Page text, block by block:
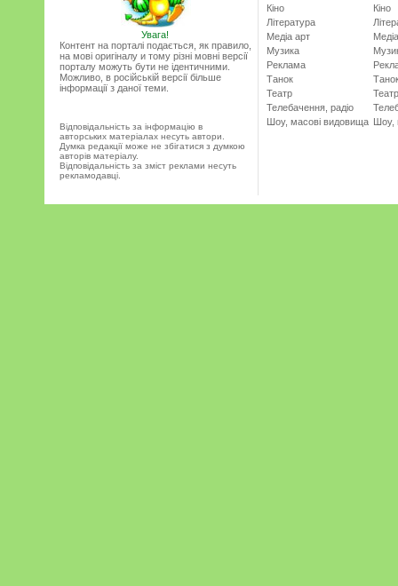
Увага!
Контент на порталі подається, як правило,
на мові оригіналу и тому різні мовні версії
порталу можуть бути не ідентичними.
Можливо, в російській версії більше
інформації з даної теми.
Відповідальність за інформацію в
авторських матеріалах несуть автори.
Думка редакції може не збігатися з думкою
авторів матеріалу.
Відповідальність за зміст реклами несуть
рекламодавці.
Кіно
Література
Медіа арт
Музика
Реклама
Танок
Театр
Телебачення, радіо
Шоу, масові видовища
Кіно
Театр
Шоу,